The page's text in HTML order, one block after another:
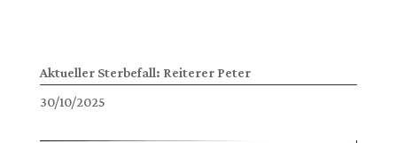
Aktueller Sterbefall: Reiterer Peter
30/10/2025